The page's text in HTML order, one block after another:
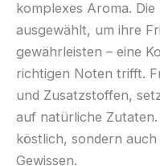
komplexes Aroma.
ausgewählt, um ihre
gewährleisten – eine
richtigen Noten trifft.
und Zusatzstoffen,
auf natürliche
köstlich, sondern
Gewissen.